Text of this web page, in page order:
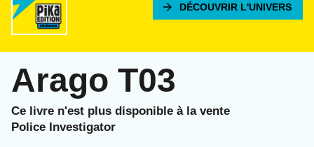
arrow_forward DÉCOUVRIR L'UNIVERS
Arago T03
Ce livre n'est plus disponible à la vente
Police Investigator